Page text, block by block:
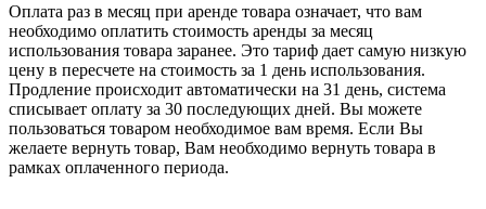
Оплата раз в месяц при аренде товара означает, что вам
необходимо оплатить стоимость аренды за месяц
использования товара заранее. Это тариф дает самую низкую
цену в пересчете на стоимость за 1 день использования.
Продление происходит автоматически на 31 день, система
списывает оплату за 30 последующих дней. Вы можете
пользоваться товаром необходимое вам время. Если Вы
желаете вернуть товар, Вам необходимо вернуть товара в
рамках оплаченного периода.